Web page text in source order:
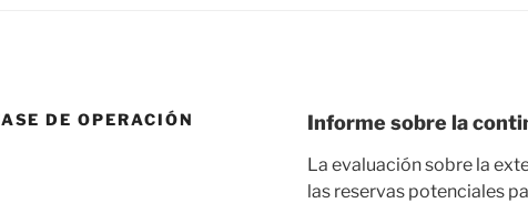
DE OPERACIÓN Informe sobre la
La evaluación sobre la
las reservas potenciales